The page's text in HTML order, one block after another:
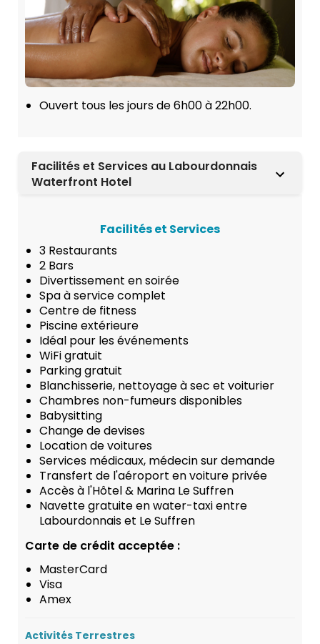
Ouvert tous les jours de 6h00 à 22h00.
Facilités et Services au Labourdonnais
Waterfront Hotel
Facilités et Services
3 Restaurants
2 Bars
Divertissement en soirée
Spa à service complet
Centre de fitness
Piscine extérieure
Idéal pour les événements
WiFi gratuit
Parking gratuit
Blanchisserie, nettoyage à sec et voiturier
Chambres non-fumeurs disponibles
Babysitting
Change de devises
Location de voitures
Services médicaux, médecin sur demande
Transfert de l'aéroport en voiture privée
Accès à l'Hôtel & Marina Le Suffren
Navette gratuite en water-taxi entre
Labourdonnais et Le Suffren
Carte de crédit acceptée :
MasterCard
Visa
Amex
Activités Terrestres